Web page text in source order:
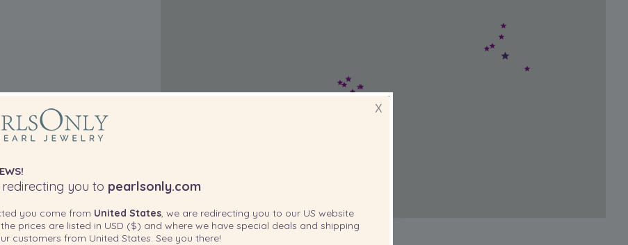
X
you to pearlsonly.com
you come from United States, we are redirecting you to our US website
prices are listed in USD ($) and where we have special deals and shipping
customers from United States . See you there!